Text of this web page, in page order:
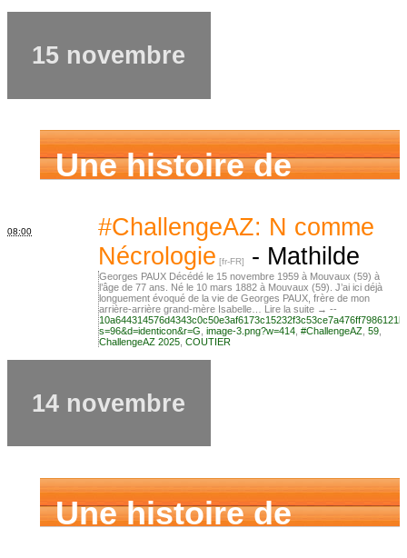
15 novembre
Une histoire de
famille
08:00
#ChallengeAZ: N comme
Nécrologie
- Mathilde
Georges PAUX Décédé le 15 novembre 1959 à Mouvaux (59) à
l’âge de 77 ans. Né le 10 mars 1882 à Mouvaux (59). J’ai ici déjà
longuement évoqué de la vie de Georges PAUX, frère de mon
arrière-arrière grand-mère Isabelle… Lire la suite → --
s=96&d=identicon&r=G image-3.png?w=414 #ChallengeAZ 59
ChallengeAZ 2025 COUTIER
14 novembre
Une histoire de